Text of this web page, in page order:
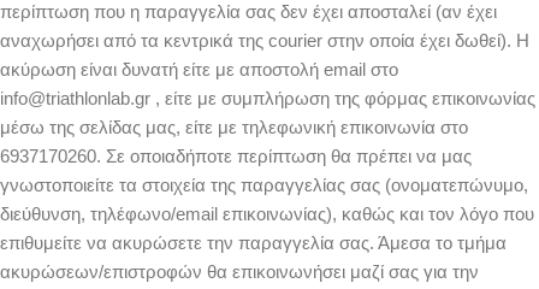
περίπτωση που η παραγγελία σας δεν έχει αποσταλεί (αν έχει
αναχωρήσει από τα κεντρικά της courier στην οποία έχει δωθεί). Η
ακύρωση είναι δυνατή είτε με αποστολή email στο
info@triathlonlab.gr , είτε με συμπλήρωση της φόρμας επικοινωνίας
μέσω της σελίδας μας, είτε με τηλεφωνική επικοινωνία στο
6937170260. Σε οποιαδήποτε περίπτωση θα πρέπει να μας
γνωστοποιείτε τα στοιχεία της παραγγελίας σας (ονοματεπώνυμο,
διεύθυνση, τηλέφωνο/email επικοινωνίας), καθώς και τον λόγο που
επιθυμείτε να ακυρώσετε την παραγγελία σας. Άμεσα το τμήμα
ακυρώσεων/επιστροφών θα επικοινωνήσει μαζί σας για την